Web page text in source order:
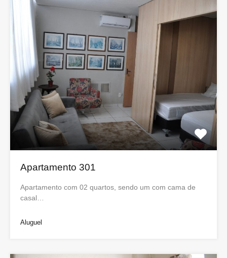
Apartamento 301
Apartamento com 02 quartos, sendo um com cama de
casal…
Aluguel